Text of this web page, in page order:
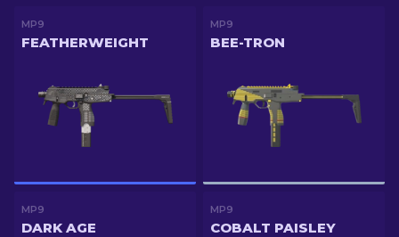
MP9
FEATHERWEIGHT
MP9
BEE-TRON
MP9
DARK AGE
MP9
COBALT PAISLEY